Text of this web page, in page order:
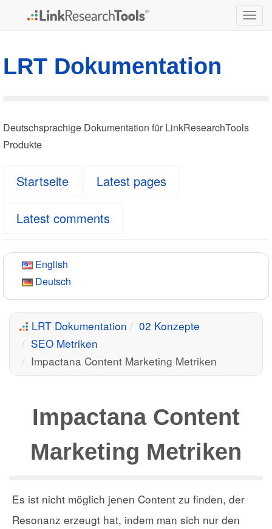
LRT Dokumentation
Deutschsprachige Dokumentation für LinkResearchTools
Produkte
Startseite Latest pages
Latest comments
English
Deutsch
LRT Dokumentation
02 Konzepte
SEO Metriken
Impactana Content Marketing Metriken
Impactana Content
Marketing Metriken
Es ist nicht möglich jenen Content zu finden, der
Resonanz erzeugt hat, indem man sich nur den